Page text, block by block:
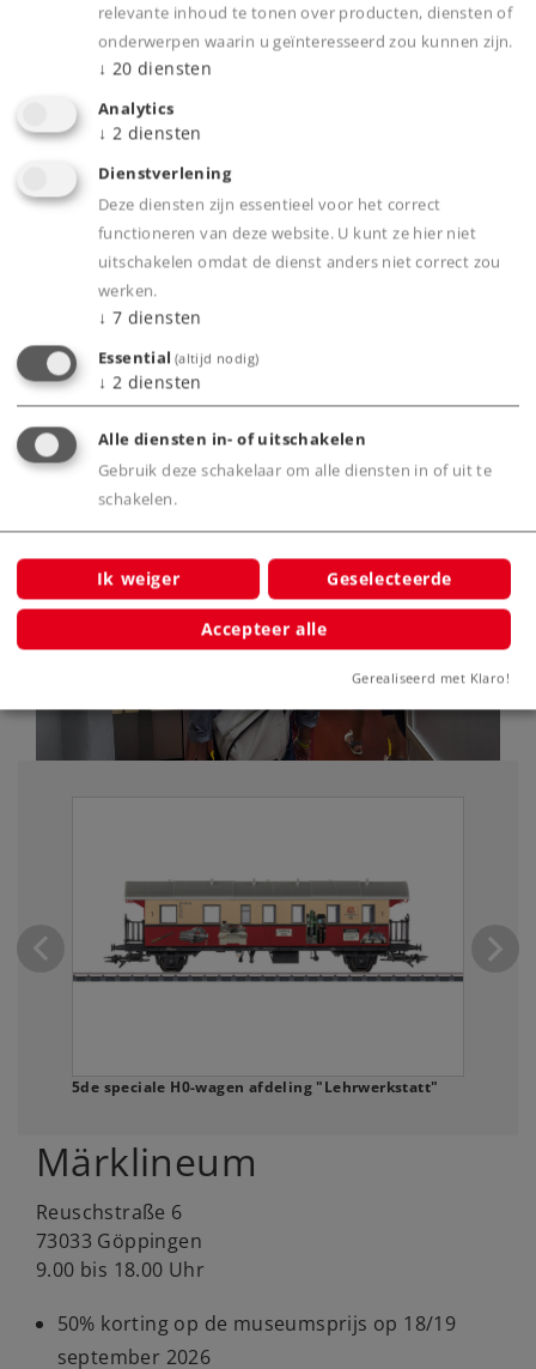
Locmontage voor onze bezoekers
Eten en drinken
Uitgebreid omlijstend programma met Radio
Fips + Filstalwelle
Verkoop van de viifde speciale wagen in H0 en
Z, Afdeling "Leerwerkstatt"
Wagens om zelf te beschilderen
5de speciale H0-wagen afdeling "Lehrwerkstatt"
Märklineum
Reuschstraße 6
73033 Göppingen
9.00 bis 18.00 Uhr
50% korting op de museumsprijs op 18/19
september 2026
relevante inhoud te tonen over producten, diensten of
onderwerpen waarin u geïnteresseerd zou kunnen zijn.
↓ 20 diensten
Analytics
↓ 2 diensten
Dienstverlening
Deze diensten zijn essentieel voor het correct
functioneren van deze website. U kunt ze hier niet
uitschakelen omdat de dienst anders niet correct zou
werken.
↓ 7 diensten
Essential (altijd nodig)
↓ 2 diensten
Alle diensten in- of uitschakelen
Gebruik deze schakelaar om alle diensten in of uit te
schakelen.
Ik weiger Geselecteerde
Accepteer alle
Gerealiseerd met Klaro!